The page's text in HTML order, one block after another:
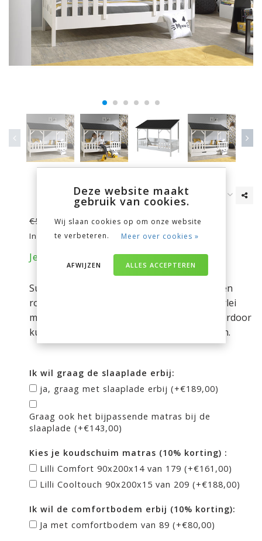
€591,00 €449,00
Incl. btw
Je bespaart nu 142 euro op je aankoop!
Superleuk uitgevoerd huisbed. Door de spijlen
rondom en de extra "dakdragers" heb je allerlei
mogelijkheden om het bed aan te kleden. Hierdoor
kun je het helemaal jouw droomhuisje maken.
Ik wil graag de slaaplade erbij:
ja, graag met slaaplade erbij (+€189,00)
Graag ook het bijpassende matras bij de
slaaplade (+€143,00)
Kies je koudschuim matras (10% korting) :
Lilli Comfort 90x200x14 van 179 (+€161,00)
Lilli Cooltouch 90x200x15 van 209 (+€188,00)
Ik wil de comfortbodem erbij (10% korting):
Ja met comfortbodem van 89 (+€80,00)
Deze website maakt
gebruik van cookies.
Wij slaan cookies op om onze website
te verbeteren.
Meer over cookies »
ALLES ACCEPTEREN
AFWIJZEN